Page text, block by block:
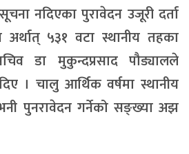
नदिएका पुरावेदन उजूरी दर्ता
५३१ वटा स्थानीय तहका
डा मुकुन्दप्रसाद पौड्यालले
। चालु आर्थिक वर्षमा स्थानीय
पुनरावेदन गर्नेको सङ्ख्या अझ